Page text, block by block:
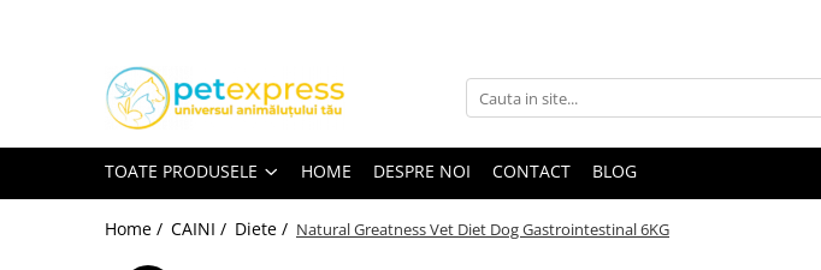
Toate Produsele
Diete
HRANA UMEDA
TOATE PRODUSELE HOME DESPRE NOI CONTACT BLOG
Home / CAINI / Diete / Natural Greatness Vet Diet Dog Gastrointestinal 6KG